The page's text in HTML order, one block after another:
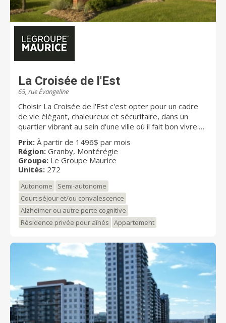
La Croisée de l'Est
65, rue Évangeline
Choisir La Croisée de l'Est c'est opter pour un cadre
de vie élégant, chaleureux et sécuritaire, dans un
quartier vibrant au sein d'une ville où il fait bon vivre.
Situé face au plus important centre commercial de la
région, à distance de marche de tous les services,
cette nouvelle résidence pour retraités est entouré
de ravissants jardins dont les couleurs varient au gré
climatisées réparties sur cinq étages où le confort et
l'espace se rencontrent.
Prix: À partir de 1496$ par mois
Région: Granby, Montérégie
Groupe: Le Groupe Maurice
Unités: 272
Autonome
Semi-autonome
Court séjour et/ou convalescence
Alzheimer ou autre perte cognitive
Résidence privée pour aînés
Appartement